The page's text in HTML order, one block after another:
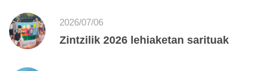
2026/07/06
Zintzilik 2026 lehiaketan sarituak